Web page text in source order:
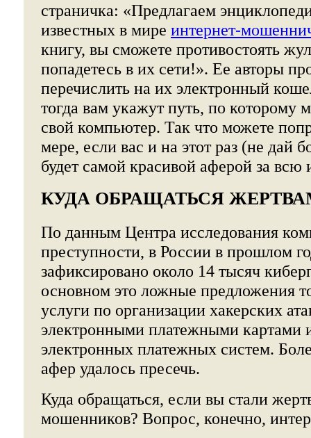
страничка: «Предлагаем
известных в мире интернет-
книгу, вы сможете противостоять
попадетесь в их сети!». Ее авторы
перечислить на их электронный
тогда вам укажут путь, по которому
свой компьютер. Так что можете
мере, если вас и на этот раз (не дай
будет самой красивой аферой за
КУДА ОБРАЩАТЬСЯ
По данным Центра исследования
преступности, в России в прошлом
зафиксировано около 14 тысяч
основном это ложные предложения
услуги по организации хакерских
электронными платежными картами
электронных платежных систем.
афер удалось пресечь.
Куда обращаться, если вы стали
мошенников? Вопрос, конечно,